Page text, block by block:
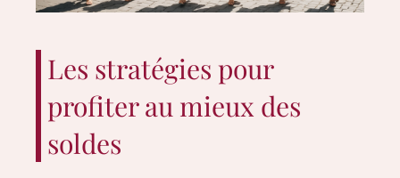
Les stratégies pour
profiter au mieux des
soldes